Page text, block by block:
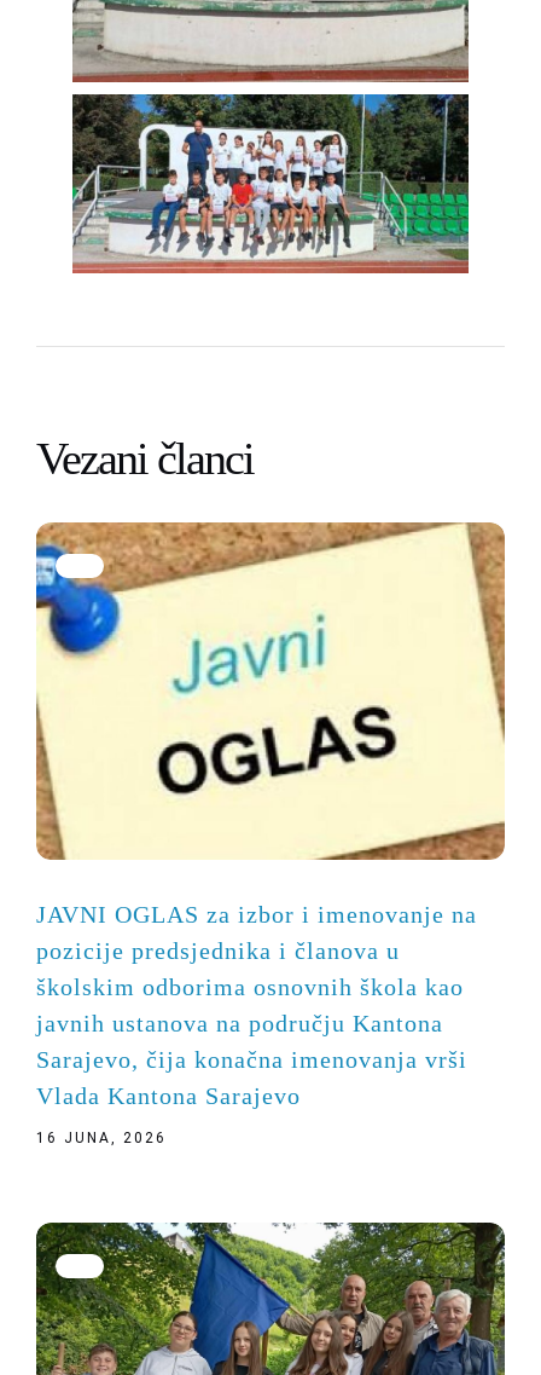
Vezani članci
JAVNI OGLAS za izbor i imenovanje na
pozicije predsjednika i članova u
školskim odborima osnovnih škola kao
javnih ustanova na području Kantona
Sarajevo, čija konačna imenovanja vrši
Vlada Kantona Sarajevo
16 JUNA, 2026